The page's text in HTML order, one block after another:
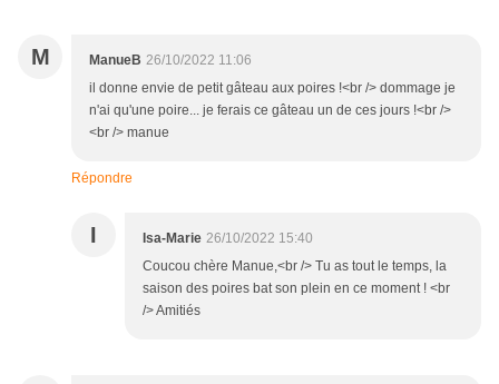
M ManueB 26/10/2022 11:06
il donne envie de petit gâteau aux poires !<br /> dommage je
n'ai qu'une poire... je ferais ce gâteau un de ces jours !<br />
<br /> manue
Répondre
I Isa-Marie 26/10/2022 15:40
Coucou chère Manue,<br /> Tu as tout le temps, la
saison des poires bat son plein en ce moment ! <br
/> Amitiés